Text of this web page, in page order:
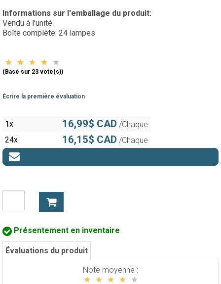
Informations sur l'emballage du produit:
Vendu à l'unité
Boîte complète: 24 lampes
(Basé sur 23 vote(s))
Écrire la première évaluation
1x 16,99$ CAD /Chaque
24x
16,15$ CAD /Chaque
Présentement en inventaire
Évaluations du produit
Note moyenne :